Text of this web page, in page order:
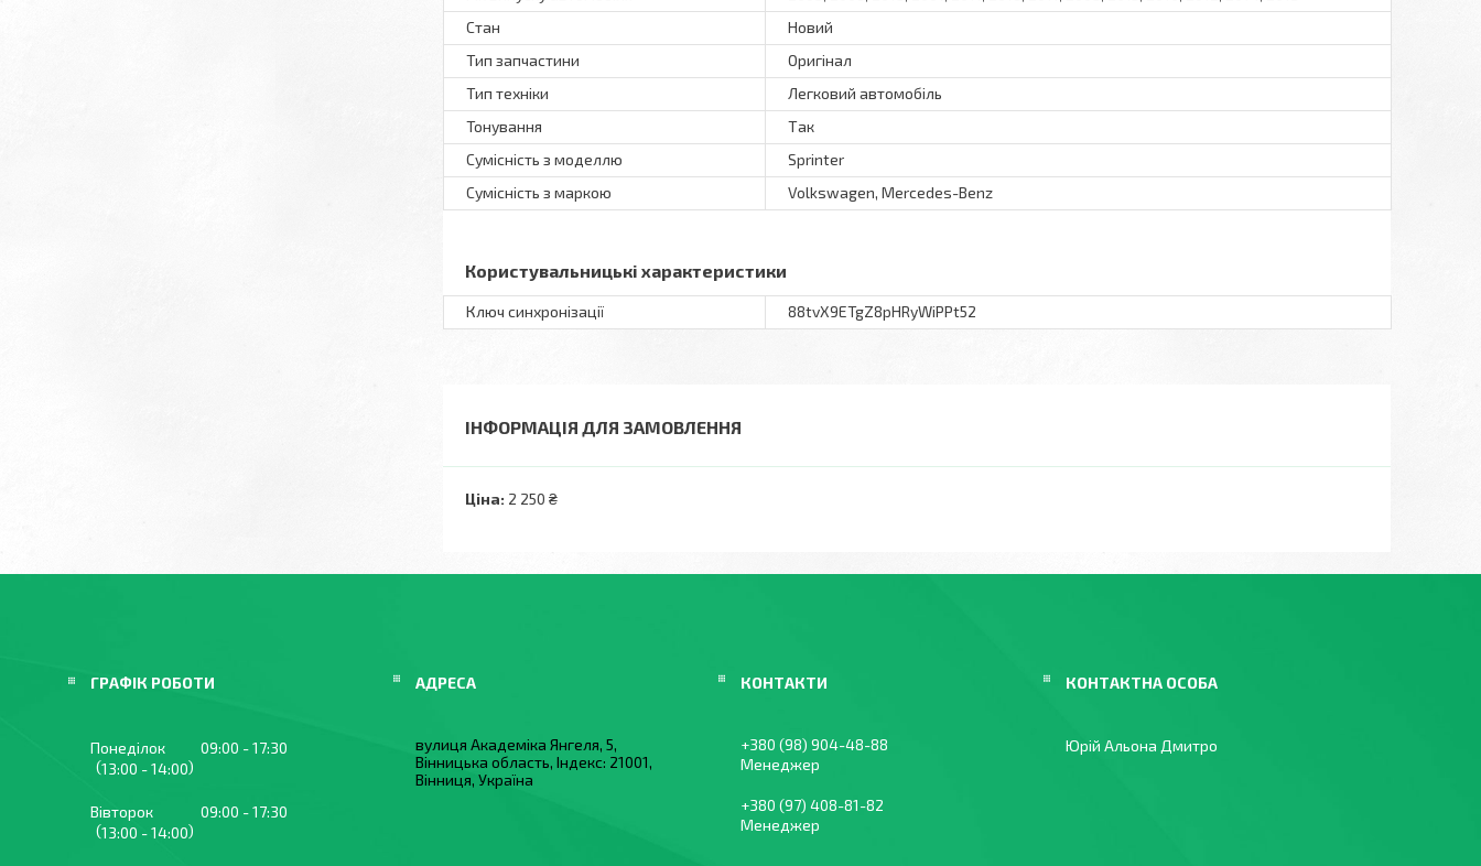
Стан
Новий
Тип запчастини
Оригінал
Тип техніки
Легковий автомобіль
Тонування
Так
Сумісність з моделлю
Sprinter
Сумісність з маркою
Volkswagen, Mercedes-Benz
Користувальницькі характеристики
Ключ синхронізації 88tvX9ETgZ8pHRyWiPPt52
ІНФОРМАЦІЯ ДЛЯ ЗАМОВЛЕННЯ
Ціна: 2 250 ₴
ГРАФІК РОБОТИ
Понеділок 09:00
17:30
13:00
14:00
Вівторок 09:00
17:30
13:00
14:00
вулиця Академіка Янгеля, 5,
Вінницька область, Індекс: 21001,
Вінниця, Україна
+380 (98) 904-48-88
Менеджер
+380 (97) 408-81-82
Менеджер
Юрій Альона Дмитро